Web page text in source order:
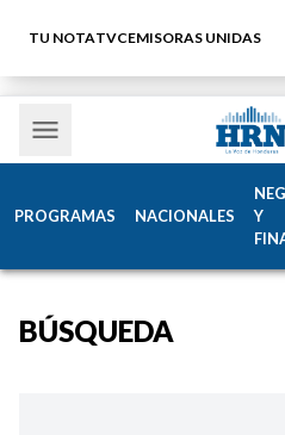
TU NOTATVCEMISORAS UNIDAS
PROGRAMAS NACIONALES
Y
BÚSQUEDA